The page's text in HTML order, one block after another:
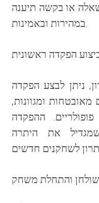
24/7, כך שכל שאלה או בקשה תיענה
במהירות ובאמינות.
הפקדה ראשונית
ניתן לבצע הפקדה
ומגוונות,
ההפקדה
את היתרה
והתחלת משחק